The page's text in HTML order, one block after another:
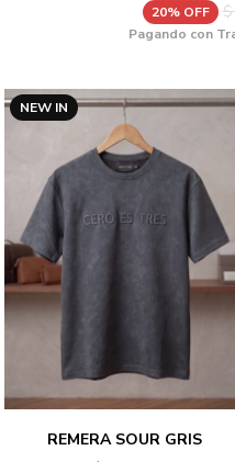
20% OFF $
Pagando con
NEW IN
REMERA SOUR GRIS